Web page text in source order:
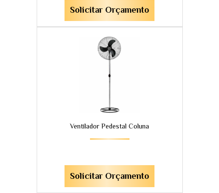
Solicitar Orçamento
Ventilador Pedestal Coluna
Solicitar Orçamento
ENVIAR